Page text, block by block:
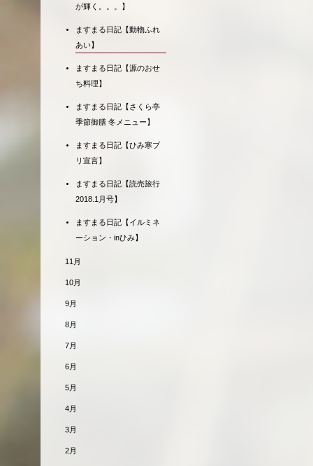
が輝く。。。】
ますまる日記【動物ふれ
あい】
ますまる日記【源のおせ
ち料理】
ますまる日記【さくら亭
季節御膳 冬メニュー】
ますまる日記【ひみ寒ブ
リ宣言】
ますまる日記【読売旅行
2018.1月号】
ますまる日記【イルミネ
ーション・inひみ】
11月
10月
9月
8月
7月
6月
5月
4月
3月
2月